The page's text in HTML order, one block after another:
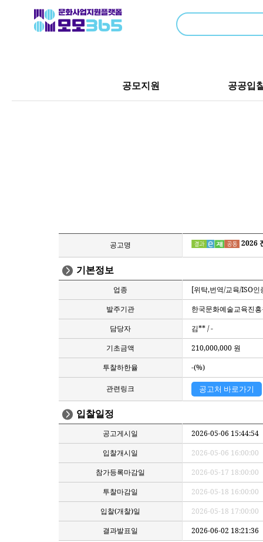
공모지원 공공입
공고명 2026
기본정보
업종
[위탁,번역/교육/ISO인
발주기관
한국문화예술교육진
담당자
김** / -
기초금액
210,000,000 원
투찰하한율
-(%)
관련링크 공고처 바로가기
입찰일정
공고게시일
2026-05-06 15:44:54
입찰개시일
2026-05-06 16:00:00
참가등록마감일
2026-05-17 18:00:00
투찰마감일
2026-05-18 16:00:00
입찰(개찰)일
2026-05-18 17:00:00
결과발표일
2026-06-02 18:21:36